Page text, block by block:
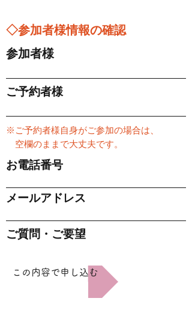
◇参加者様情報の確認
参加者様
ご予約者様
※ご予約者様自身がご参加の場合は、
空欄のままで大丈夫です。
お電話番号
メールアドレス
ご質問・ご要望
この内容で申し込む